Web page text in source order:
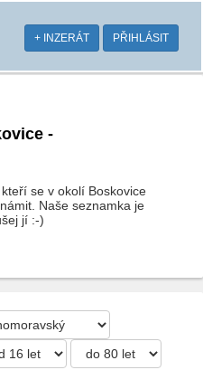
+ INZERÁT PŘIHLÁSIT
-
se v okolí Boskovice
Naše seznamka je
jí :-)